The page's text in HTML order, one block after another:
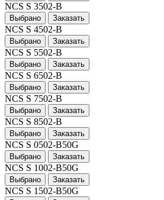
NCS S 3502-B
Выбрано Заказать
NCS S 4502-B
Выбрано Заказать
NCS S 5502-B
Выбрано Заказать
NCS S 6502-B
Выбрано Заказать
NCS S 7502-B
Выбрано Заказать
NCS S 8502-B
Выбрано Заказать
NCS S 0502-B50G
Выбрано Заказать
NCS S 1002-B50G
Выбрано Заказать
NCS S 1502-B50G